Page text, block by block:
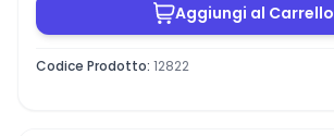
Aggiungi al Carrello
Codice Prodotto: 12822